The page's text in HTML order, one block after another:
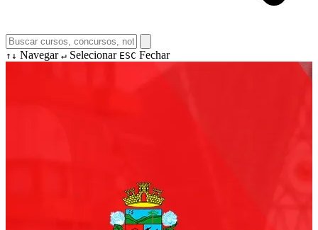
↑↓ Navegar ↵ Selecionar ESC Fechar